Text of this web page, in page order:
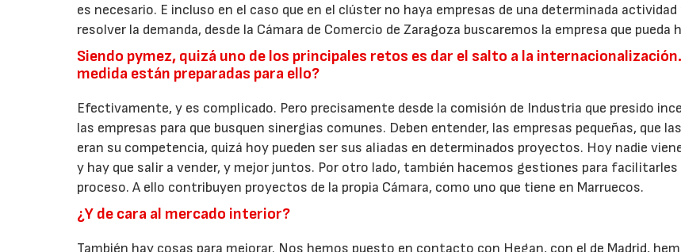
es necesario. E incluso en el caso que en el clúster no haya empresas de una determinada actividad
resolver la demanda, desde la Cámara de Comercio de Zaragoza buscaremos la empresa que pueda
Siendo pymez, quizá uno de los principales retos es dar el salto a la
medida están preparadas para ello?
Efectivamente, y es complicado. Pero precisamente desde la comisión de Industria que presido
las empresas para que busquen sinergias comunes. Deben entender, las empresas pequeñas, que
eran su competencia, quizá hoy pueden ser sus aliadas en determinados proyectos. Hoy nadie
y hay que salir a vender, y mejor juntos. Por otro lado, también hacemos gestiones para
proceso. A ello contribuyen proyectos de la propia Cámara, como uno que tiene en Marruecos.
¿Y de cara al mercado interior?
También hay cosas para mejorar. Nos hemos puesto en contacto con Hegan, con el de Madrid,